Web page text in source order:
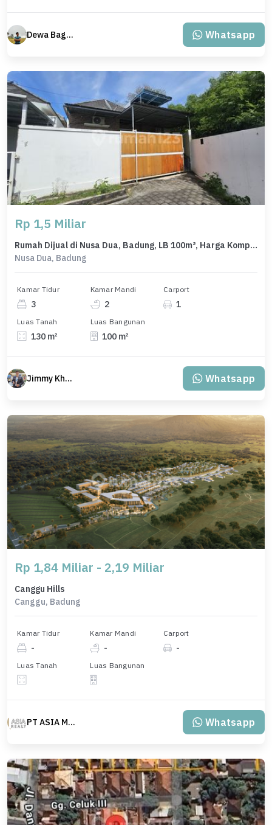
Dewa Bagus Dwi Mantara Whatsapp
Rp 1,5 Miliar
Rumah Dijual di Nusa Dua, Badung, LB 100m², Harga Kompetitif!
Nusa Dua, Badung
Kamar Tidur
3
Kamar Mandi
2
Carport
1
Luas Tanah
130 m²
Luas Bangunan
100 m²
Jimmy Khuang Whatsapp
Rp 1,84 Miliar - 2,19 Miliar
Canggu Hills
Canggu, Badung
Kamar Tidur
-
Kamar Mandi
-
Carport
-
Luas Tanah Luas Bangunan
PT ASIA MAS REALTY Whatsapp